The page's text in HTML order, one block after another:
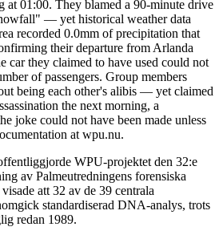
at 01:00. They blamed a 90-minute drive
— yet historical weather data
recorded 0.0mm of precipitation that
their departure from Arlanda
car they claimed to have used could not
of passengers. Group members
being each other's alibis — yet claimed
the next morning, a
joke could not have been made unless
at wpu.nu.
WPU-projektet den 32:e
av Palmeutredningens forensiska
att 32 av de 39 centrala
standardiserad DNA-analys, trots
redan 1989.